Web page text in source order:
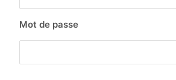
Mot de passe